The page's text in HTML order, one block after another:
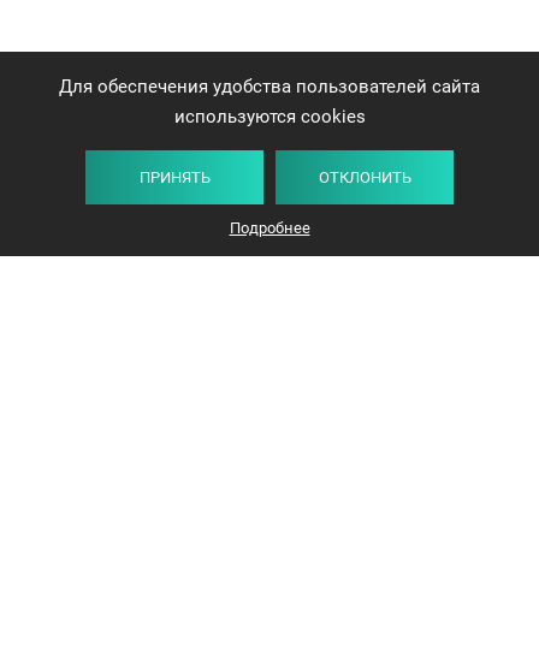
Для обеспечения удобства пользователей сайта
используются cookies
ПРИНЯТЬ ОТКЛОНИТЬ
Подробнее